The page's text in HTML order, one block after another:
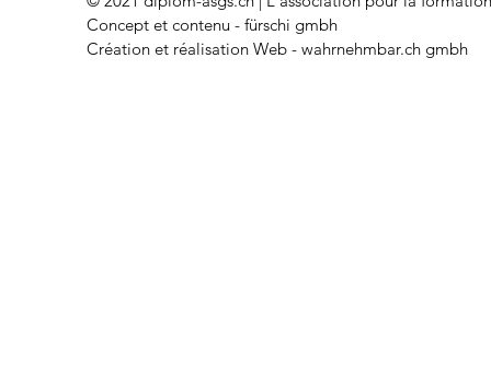
Concept et contenu - fürschi gmbh
Création et réalisation Web - wahrnehmbar.ch gmbh